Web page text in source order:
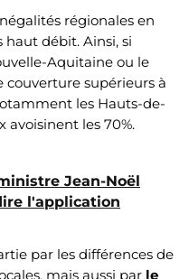
régionales en
débit. Ainsi, si
Aquitaine ou le
couverture supérieurs à
les Hauts-de-
avoisinent les 70%.
Jean-Noël
l'application
par les différences de
mais aussi par le